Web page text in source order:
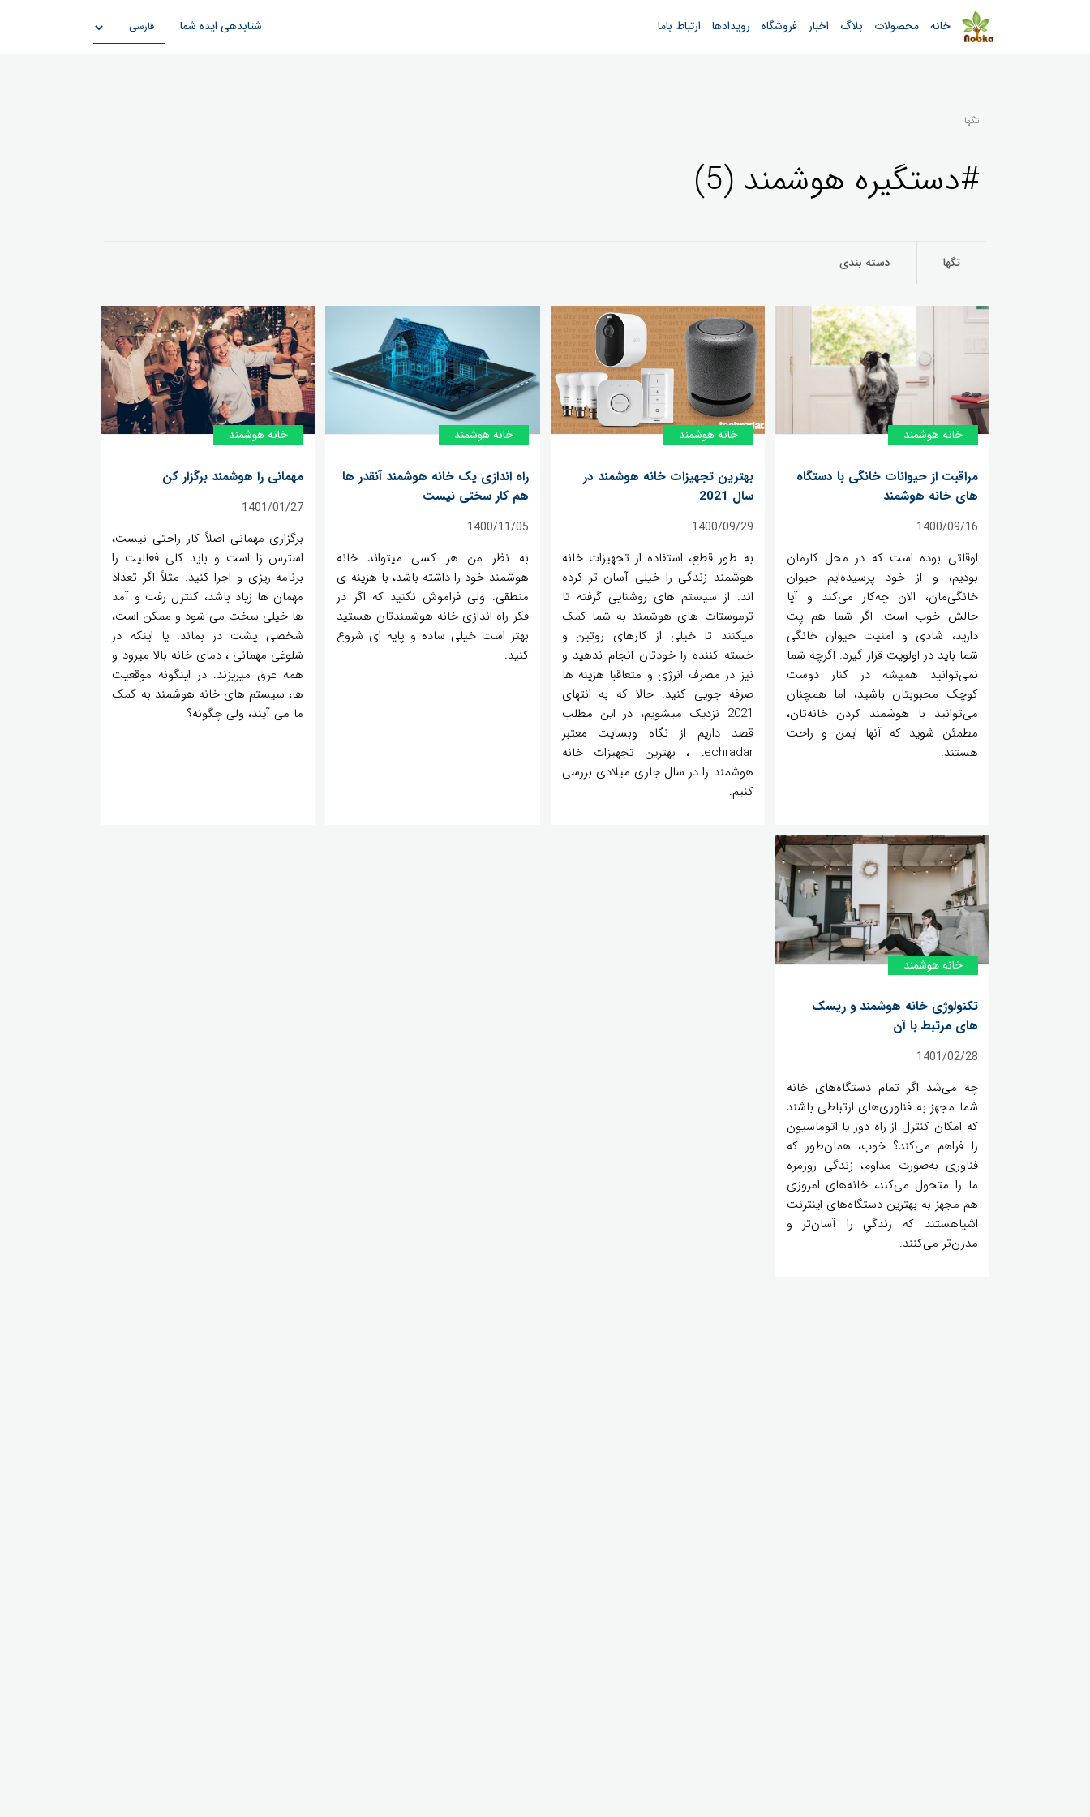
تگها
#دستگیره هوشمند (5)
تگها دسته بندی
خانه‌ هوشمند
مراقبت از حیوانات خانگی با دستگاه
های خانه هوشمند
1400/09/16
اوقاتی بوده است که در محل کارمان
بودیم، و از خود پرسیده‌ایم حیوان
خانگی‌مان، الان چه‌کار می‌کند و آیا
حالش خوب است. اگر شما هم پِت
دارید، شادی و امنیت حیوان خانگی
شما باید در اولویت قرار گیرد. اگرچه شما
نمی‌توانید همیشه در کنار دوست
کوچک محبوبتان باشید، اما همچنان
می‌توانید با هوشمند کردن خانه‌تان،
مطمئن شوید که آنها ایمن و راحت
هستند.
خانه‌ هوشمند
بهترین تجهیزات خانه هوشمند در
سال 2021
1400/09/29
به طور قطع، استفاده از تجهیزات خانه
هوشمند زندگی را خیلی آسان تر کرده
اند. از سیستم های روشنایی گرفته تا
ترموستات های هوشمند به شما کمک
میکنند تا خیلی از کارهای روتین و
خسته کننده را خودتان انجام ندهید و
نیز در مصرف انرژی و متعاقبا هزینه ها
صرفه جویی کنید. حالا که به انتهای
2021 نزدیک میشویم، در این مطلب
قصد داریم از نگاه وبسایت معتبر
techradar ، بهترین تجهیزات خانه
هوشمند را در سال جاری میلادی بررسی
کنیم.
خانه‌ هوشمند
راه اندازی یک خانه هوشمند آنقدر ها
هم کار سختی نیست
1400/11/05
به نظر من هر کسی میتواند خانه
هوشمند خود را داشته باشد، با هزینه ی
منطقی. ولی فراموش نکنید که اگر در
فکر راه اندازی خانه هوشمندتان هستید
بهتر است خیلی ساده و پایه ای شروع
کنید.
خانه‌ هوشمند
مهمانی را هوشمند برگزار کن
1401/01/27
برگزاری مهمانی اصلاً کار راحتی نیست،
استرس زا است و باید کلی فعالیت را
برنامه ریزی و اجرا کنید. مثلاً اگر تعداد
مهمان ها زیاد باشد، کنترل رفت و آمد
ها خیلی سخت می شود و ممکن است،
شخصی پشت در بماند. یا اینکه در
شلوغی مهمانی ، دمای خانه بالا میرود و
همه عرق میریزند. در اینگونه موقعیت
ها، سیستم های خانه هوشمند به کمک
ما می آیند، ولی چگونه؟
خانه‌ هوشمند
تکنولوژی خانه هوشمند و ریسک
های مرتبط با آن
1401/02/28
چه می‌شد اگر تمام دستگاه‌های خانه
شما مجهز به فناوری‌های ارتباطی باشند
که امکان کنترل از راه دور یا اتوماسیون
را فراهم می‌کند؟ خوب، همان‌طور که
فناوری به‌صورت مداوم، زندگی روزمره
ما را متحول می‌کند، خانه‌های امروزی
هم مجهز به بهترین دستگاه‌های اینترنت
اشیاهستند که زندگیِ را آسان‌‌تر و
مدرن‌تر می‌کنند.
خانه محصولات بلاگ اخبار فروشگاه رویدادها ارتباط باما شتابدهی ایده شما